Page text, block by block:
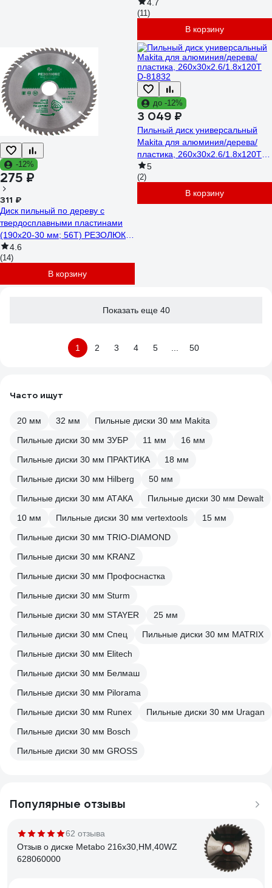
4.7
(11)
В корзину
-12%
275 ₽
311 ₽
Диск пильный по дереву с
твердосплавными пластинами
(190x20-30 мм; 56Т) РЕЗОЛЮКС
61540
4.6
(14)
В корзину
до -12%
3 049 ₽
Пильный диск универсальный
Makita для алюминия/дерева/
пластика, 260x30x2.6/1.8x120T
D-81832
5
(2)
В корзину
Показать еще 40
1 2 3 4 5 50
Часто ищут
20 мм 32 мм
Пильные диски 30 мм Makita
Пильные диски 30 мм ЗУБР
11 мм
16 мм
Пильные диски 30 мм ПРАКТИКА
18 мм
Пильные диски 30 мм Hilberg
50 мм
Пильные диски 30 мм АТАКА
Пильные диски 30 мм Dewalt
10 мм
Пильные диски 30 мм vertextools
15 мм
Пильные диски 30 мм TRIO-DIAMOND
Пильные диски 30 мм KRANZ
Пильные диски 30 мм Профоснастка
Пильные диски 30 мм Sturm
Пильные диски 30 мм STAYER
25 мм
Пильные диски 30 мм Спец
Пильные диски 30 мм MATRIX
Пильные диски 30 мм Elitech
Пильные диски 30 мм Белмаш
Пильные диски 30 мм Pilorama
Пильные диски 30 мм Runex
Пильные диски 30 мм Uragan
Пильные диски 30 мм Bosch
Пильные диски 30 мм GROSS
Популярные отзывы
62 отзыва
Отзыв о диске Metabo 216x30,HM,40WZ
628060000